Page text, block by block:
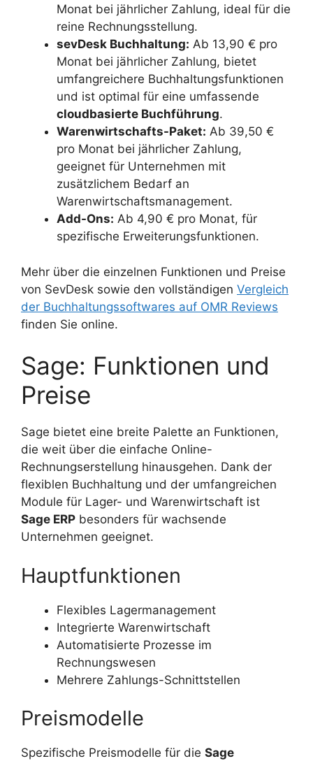
Monat bei jährlicher Zahlung, ideal für die
reine Rechnungsstellung.
sevDesk Buchhaltung: Ab 13,90 € pro
Monat bei jährlicher Zahlung, bietet
umfangreichere Buchhaltungsfunktionen
und ist optimal für eine umfassende
cloudbasierte Buchführung.
Warenwirtschafts-Paket: Ab 39,50 €
pro Monat bei jährlicher Zahlung,
geeignet für Unternehmen mit
zusätzlichem Bedarf an
Warenwirtschaftsmanagement.
Add-Ons: Ab 4,90 € pro Monat, für
spezifische Erweiterungsfunktionen.
Mehr über die einzelnen Funktionen und Preise
von SevDesk sowie den vollständigen Vergleich
der Buchhaltungssoftwares auf OMR Reviews
finden Sie online.
Sage: Funktionen und
Preise
Sage bietet eine breite Palette an Funktionen,
die weit über die einfache Online-
Rechnungserstellung hinausgehen. Dank der
flexiblen Buchhaltung und der umfangreichen
Module für Lager- und Warenwirtschaft ist
Sage ERP besonders für wachsende
Unternehmen geeignet.
Hauptfunktionen
Flexibles Lagermanagement
Integrierte Warenwirtschaft
Automatisierte Prozesse im
Rechnungswesen
Mehrere Zahlungs-Schnittstellen
Preismodelle
Spezifische Preismodelle für die Sage